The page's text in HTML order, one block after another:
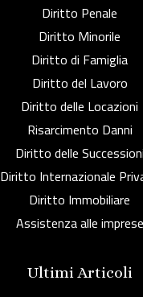
Diritto Penale
Diritto Minorile
Diritto di Famiglia
Diritto del Lavoro
Diritto delle Locazioni
Risarcimento Danni
Diritto delle Successioni
Diritto Internazionale
Diritto Immobiliare
Assistenza alle imprese
Ultimi Articoli